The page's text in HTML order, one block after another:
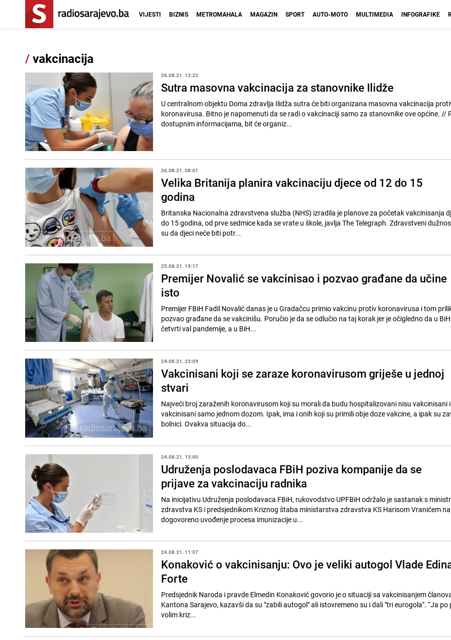
VIJESTI BIZNIS METROMAHALA MAGAZIN SPORT AUTO-MOTO MULTIMEDIA INFOGRAFIKE
/vakcinacija
26.08.21. 12:22
Sutra masovna vakcinacija za stanovnike Ilidže
U centralnom objektu Doma zdravlja Ilidža sutra će biti organizana masovna vakcinacija
koronavirusa. Bitno je napomenuti da se radi o vakcinaciji samo za stanovnike ove općine. // Prema
dostupnim informacijama, bit će organiz...
26.08.21. 08:01
Velika Britanija planira vakcinaciju djece od 12 do 15
godina
Britanska Nacionalna zdravstvena služba (NHS) izradila je planove za početak vakcinisanja
do 15 godina, od prve sedmice kada se vrate u škole, javlja The Telegraph. Zdravstveni
su da djeci neće biti potr...
25.08.21. 19:17
Premijer Novalić se vakcinisao i pozvao građane da učine
isto
Premijer FBiH Fadil Novalić danas je u Gradačcu primio vakcinu protiv koronavirusa i tom
pozvao građane da se vakcinišu. Poručio je da se odlučio na taj korak jer je očigledno da u
četvrti val pandemije, a u BiH...
24.08.21. 23:09
Vakcinisani koji se zaraze koronavirusom griješe u jednoj
stvari
Najveći broj zaraženih koronavirusom koji su morali da budu hospitalizovani nisu vakcinisani
vakcinisani samo jednom dozom. Ipak, ima i onih koji su primili obje doze vakcine, a ipak su
bolnici. Ovakva situacija do...
24.08.21. 15:00
Udruženja poslodavaca FBiH poziva kompanije da se
prijave za vakcinaciju radnika
Na inicijativu Udruženja poslodavaca FBiH, rukovodstvo UPFBiH održalo je sastanak s
zdravstva KS i predsjednikom Kriznog štaba ministarstva zdravstva KS Harisom Vranićem
dogovoreno uvođenje procesa imunizacije u...
24.08.21. 11:07
Konaković o vakcinisanju: Ovo je veliki autogol Vlade
Forte
Predsjednik Naroda i pravde Elmedin Konaković govorio je o situaciji sa vakcinisanjem
Kantona Sarajevo, kazavši da su "zabili autogol" ali istovremeno su i dali "tri eurogola". “Ja po
volim kriz...